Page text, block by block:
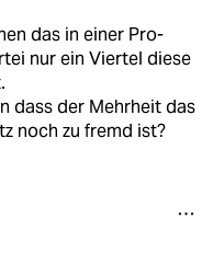
das in einer Pro-
nur ein Viertel diese
dass der Mehrheit das
noch zu fremd ist?